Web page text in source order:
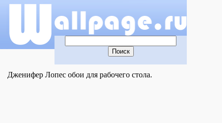
Дженифер Лопес обои для рабочего стола.